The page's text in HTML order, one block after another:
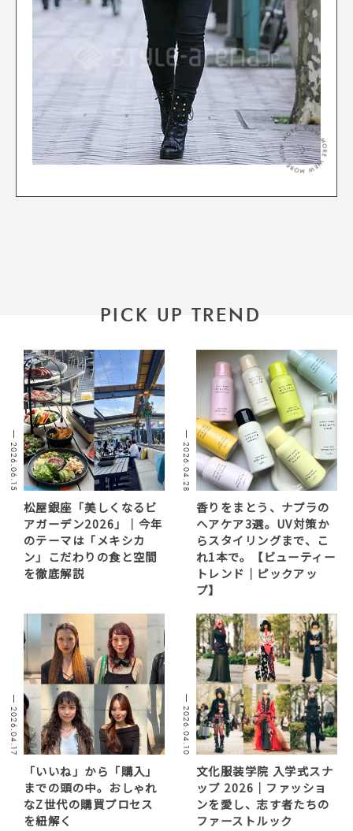
＞
PICK UP TREND
2026.06.15
松屋銀座「美しくなるビ
アガーデン2026」｜今年
のテーマは「メキシカ
ン」こだわりの食と空間
を徹底解説
2026.04.28
香りをまとう、ナプラの
ヘアケア3選。UV対策か
らスタイリングまで、こ
れ1本で。【ビューティー
トレンド｜ピックアッ
プ】
2026.04.17
「いいね」から「購入」
までの頭の中。おしゃれ
なZ世代の購買プロセス
を紐解く
2026.04.10
文化服装学院 入学式スナ
ップ 2026｜ファッショ
ンを愛し、志す者たちの
ファーストルック